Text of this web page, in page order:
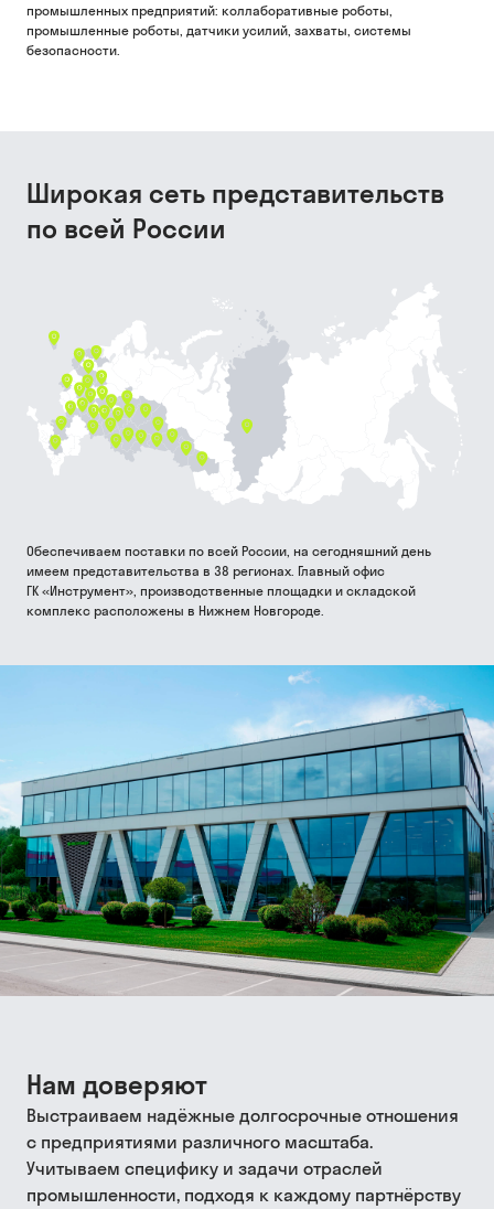
промышленных предприятий: коллаборативные роботы,
промышленные роботы, датчики усилий, захваты, системы
безопасности.
Широкая сеть представительств
по всей России
Обеспечиваем поставки по всей России, на сегодняшний день
имеем представительства в 38 регионах. Главный офис
ГК «Инструмент», производственные площадки и складской
комплекс расположены в Нижнем Новгороде.
Нам доверяют
Выстраиваем надёжные долгосрочные отношения
с предприятиями различного масштаба.
Учитываем специфику и задачи отраслей
промышленности, подходя к каждому партнёрству